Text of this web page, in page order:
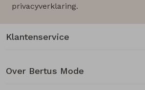
privacyverklaring.
Klantenservice
Over Bertus Mode